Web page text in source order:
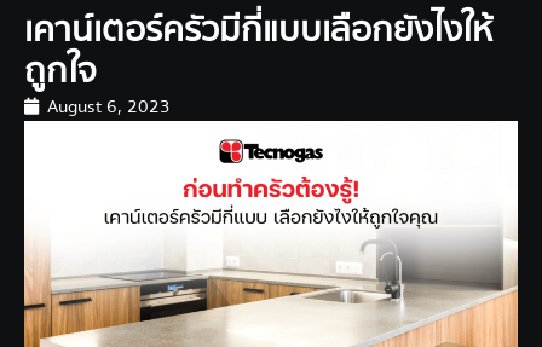
เคาน์เตอร์ครัวมีกี่แบบเลือกยังไงให้
ถูกใจ
August 6, 2023